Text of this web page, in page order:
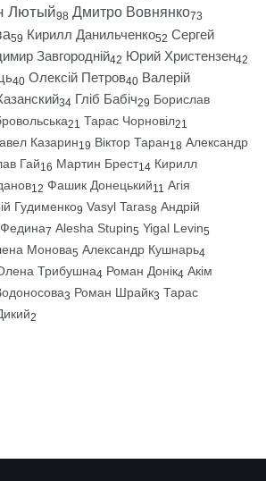
Лютый98 Дмитро Вовнянко73
59 Кирилл Данильченко52 Сергей
Завгородній42 Юрий Христензен42
40 Олексій Петров40 Валерій
34 Гліб Бабіч29 Борислав
21 Тарас Чорновіл21
Казарин19 Віктор Таран18 Александр
Гай16 Мартин Брест14 Кирилл
12 Фашик Донецький11 Агія
Гудименко9 Vasyl Taras8 Андрій
7 Alesha Stupin5 Yigal Levin5
Монова5 Александр Кушнарь4
Трибушна4 Роман Донік4 Акім
3 Роман Шрайк3 Тарас
2